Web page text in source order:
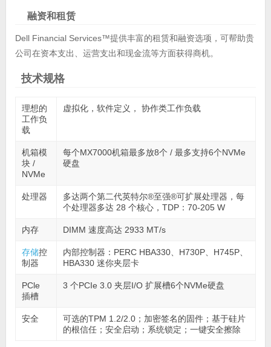
融资和租赁
Dell Financial Services™提供丰富的租赁和融资选项，可帮助贵
公司在资本支出、运营支出和现金流等方面获得商机。
技术规格
理想的
工作负
载
虚拟化，软件定义， 协作类工作负载
机箱模
块 /
NVMe
每个MX7000机箱最多放8个 / 最多支持6个NVMe
硬盘
处理器
多达两个第二代英特尔®至强®可扩展处理器，每
个处理器多达 28 个核心，TDP：70-205 W
内存 DIMM 速度高达 2933 MT/s
存储控
制器
内部控制器：PERC HBA330、H730P、H745P、
HBA330 迷你夹层卡
PCle
插槽
3 个PCIe 3.0 夹层I/O 扩展槽6个NVMe硬盘
安全
可选的TPM 1.2/2.0；加密签名的固件；基于硅片
的根信任；安全启动；系统锁定；一键安全擦除